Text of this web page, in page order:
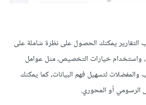
التقارير يمكنك الحصول على نظرة شاملة على
واستخدام خيارات التخصيص، مثل عوامل
لتسهيل فهم البيانات، كما يمكنك
الرسومي أو المحوري.